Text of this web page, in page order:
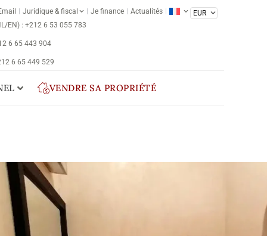
Juridique & fiscal Je finance
Actualités
EN) : +212 6 53 055 783
6 65 443 904
6 65 449 529
VENDRE SA PROPRIÉTÉ
Médina de Marrakech
de charme, situé dans le quartier touristique entre
Ben Slimane et Bab Taghzout, avait suscité un